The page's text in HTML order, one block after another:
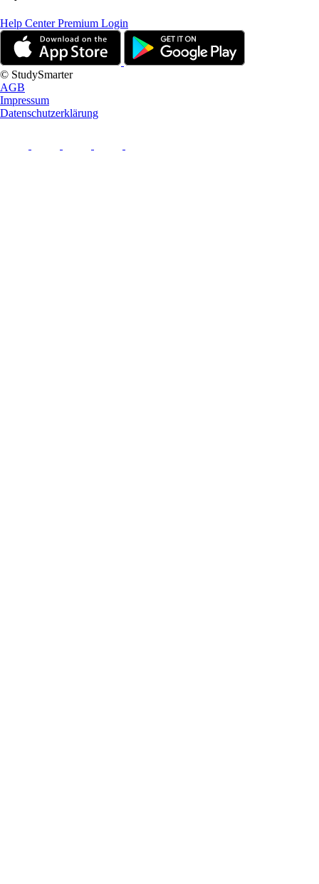
Help CenterPremium Login
© StudySmarter
AGB
Impressum
Datenschutzerklärung